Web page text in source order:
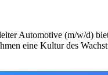
Automotive (m/w/d)
eine Kultur des